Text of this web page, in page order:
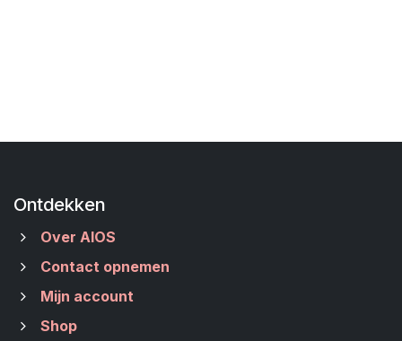
Ontdekken
Over AIOS
Contact opnemen
Mijn account
Shop